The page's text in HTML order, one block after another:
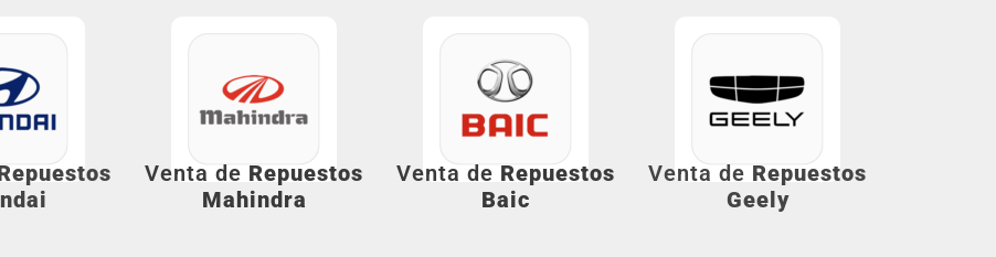
Venta de Repuestos
Mahindra
Venta de Repuestos
Baic
Venta de Repuestos
Geely